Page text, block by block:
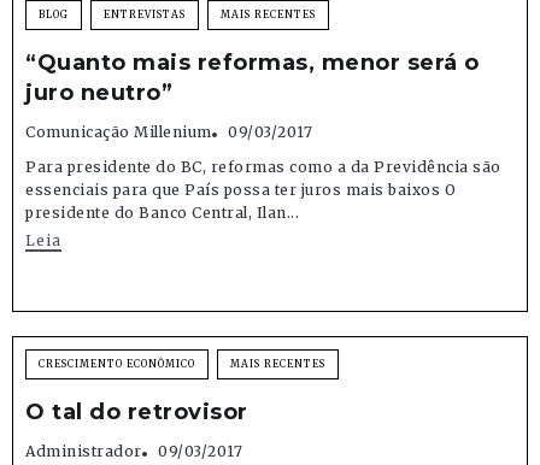
BLOG ENTREVISTAS MAIS RECENTES
“Quanto mais reformas, menor será o
juro neutro”
Comunicação Millenium
09/03/2017
Para presidente do BC, reformas como a da Previdência são
essenciais para que País possa ter juros mais baixos O
presidente do Banco Central, Ilan...
Leia
CRESCIMENTO ECONÔMICO MAIS RECENTES
O tal do retrovisor
Administrador 09/03/2017